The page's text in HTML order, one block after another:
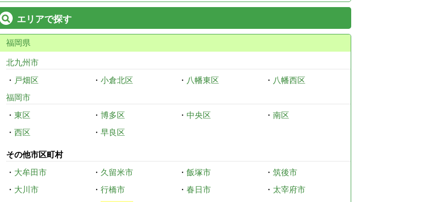
エリアで探す
福岡県
北九州市
・ 戸畑区 ・ 小倉北区 ・ 八幡東区 ・ 八幡西区
福岡市
・ 東区 ・ 博多区 ・ 中央区 ・ 南区
・ 西区 ・ 早良区
その他市区町村
・ 大牟田市 ・ 久留米市 ・ 飯塚市 ・ 筑後市
・ 大川市 ・ 行橋市 ・ 春日市 ・ 太宰府市